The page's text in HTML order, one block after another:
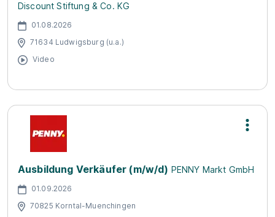
Discount Stiftung & Co. KG
01.08.2026
71634 Ludwigsburg (u.a.)
Video
Ausbildung Verkäufer (m/w/d) PENNY Markt GmbH
01.09.2026
70825 Korntal-Muenchingen